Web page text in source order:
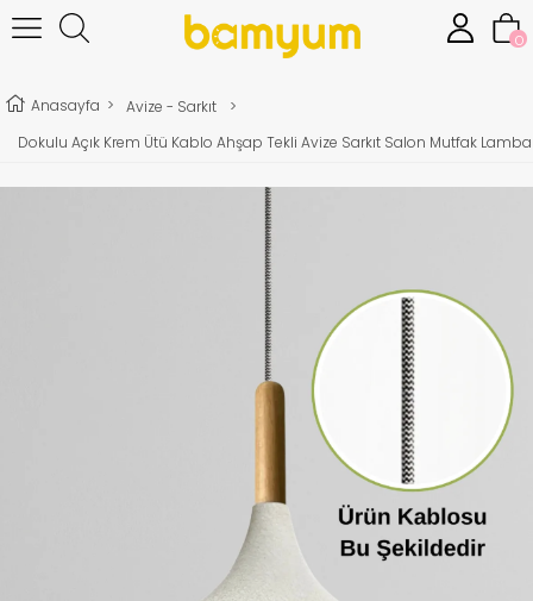
0
Anasayfa > Avize - Sarkıt
>
Dokulu Açık Krem Ütü Kablo Ahşap Tekli Avize Sarkıt Salon Mutfak